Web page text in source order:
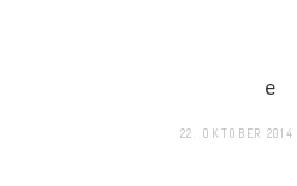
e
22. OKTOBER 2014